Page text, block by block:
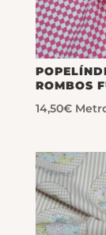
ROMBOS
14,50€